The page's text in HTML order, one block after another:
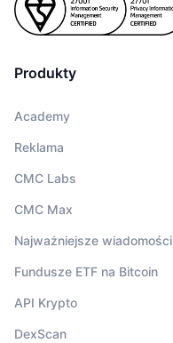
Produkty
Academy
Reklama
CMC Labs
CMC Max
Najważniejsze wiadomości
Fundusze ETF na Bitcoin
API Krypto
DexScan